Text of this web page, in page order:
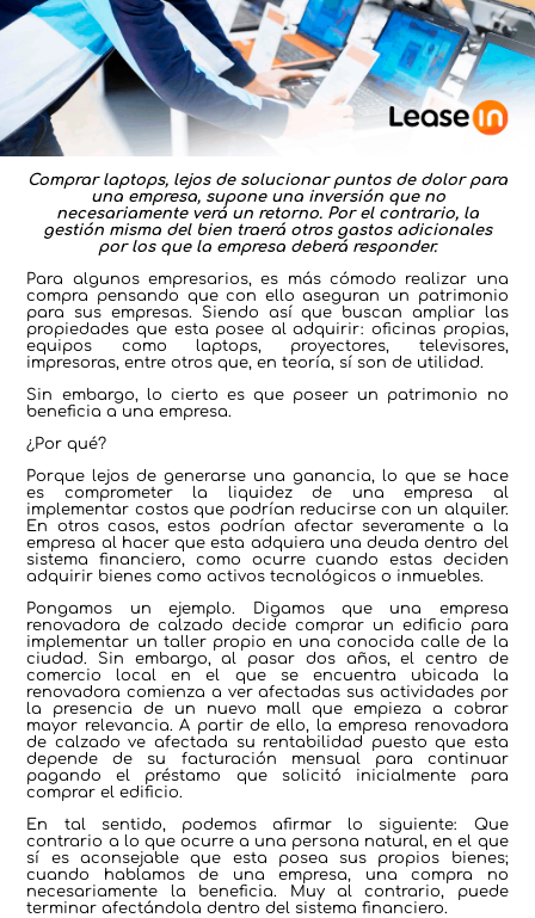
Comprar laptops, lejos de solucionar puntos de dolor para
una empresa, supone una inversión que no
necesariamente verá un retorno. Por el contrario, la
gestión misma del bien traerá otros gastos adicionales
por los que la empresa deberá responder.
Para algunos empresarios, es más cómodo realizar una
compra pensando que con ello aseguran un patrimonio
para sus empresas. Siendo así que buscan ampliar las
propiedades que esta posee al adquirir: oficinas propias,
equipos como laptops, proyectores, televisores,
impresoras, entre otros que, en teoría, sí son de utilidad.
Sin embargo, lo cierto es que poseer un patrimonio no
beneficia a una empresa.
¿Por qué?
Porque lejos de generarse una ganancia, lo que se hace
es comprometer la liquidez de una empresa al
implementar costos que podrían reducirse con un alquiler.
En otros casos, estos podrían afectar severamente a la
empresa al hacer que esta adquiera una deuda dentro del
sistema financiero, como ocurre cuando estas deciden
adquirir bienes como activos tecnológicos o inmuebles.
Pongamos un ejemplo. Digamos que una empresa
renovadora de calzado decide comprar un edificio para
implementar un taller propio en una conocida calle de la
ciudad. Sin embargo, al pasar dos años, el centro de
comercio local en el que se encuentra ubicada la
renovadora comienza a ver afectadas sus actividades por
la presencia de un nuevo mall que empieza a cobrar
mayor relevancia. A partir de ello, la empresa renovadora
de calzado ve afectada su rentabilidad puesto que esta
depende de su facturación mensual para continuar
pagando el préstamo que solicitó inicialmente para
comprar el edificio.
En tal sentido, podemos afirmar lo siguiente: Que
contrario a lo que ocurre a una persona natural, en el que
sí es aconsejable que esta posea sus propios bienes;
cuando hablamos de una empresa, una compra no
necesariamente la beneficia. Muy al contrario, puede
terminar afectándola dentro del sistema financiero.